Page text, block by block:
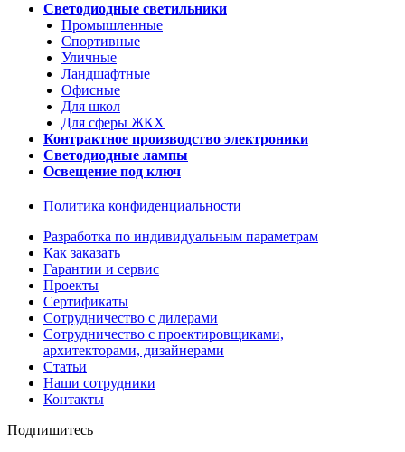
Светодиодные светильники
Промышленные
Спортивные
Уличные
Ландшафтные
Офисные
Для школ
Для сферы ЖКХ
Контрактное производство электроники
Светодиодные лампы
Освещение под ключ
Политика конфиденциальности
Разработка по индивидуальным параметрам
Как заказать
Гарантии и сервис
Проекты
Сертификаты
Сотрудничество с дилерами
Сотрудничество с проектировщиками,
архитекторами, дизайнерами
Статьи
Наши сотрудники
Контакты
Подпишитесь